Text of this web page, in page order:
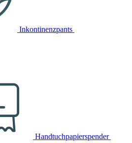
Inkontinenzpants
Handtuchpapierspender